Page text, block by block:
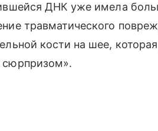
ДНК уже имела
травматического
кости на шее,